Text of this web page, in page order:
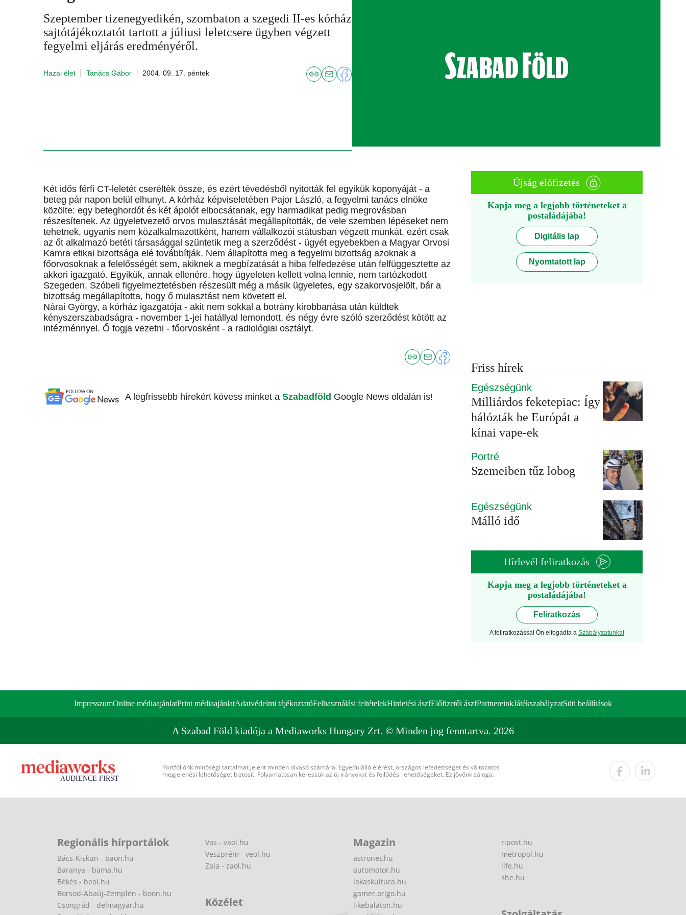
Szeptember tizenegyedikén, szombaton a szegedi II-es kórház
sajtótájékoztatót tartott a júliusi leletcsere ügyben végzett
fegyelmi eljárás eredményéről.
Hazai élet Tanács Gábor 2004. 09. 17. péntek
Két idős férfi CT-leletét cserélték össze, és ezért tévedésből nyitották fel egyikük koponyáját - a
beteg pár napon belül elhunyt. A kórház képviseletében Pajor László, a fegyelmi tanács elnöke
közölte: egy beteghordót és két ápolót elbocsátanak, egy harmadikat pedig megrovásban
részesítenek. Az ügyeletvezető orvos mulasztását megállapították, de vele szemben lépéseket nem
tehetnek, ugyanis nem közalkalmazottként, hanem vállalkozói státusban végzett munkát, ezért csak
az őt alkalmazó betéti társasággal szüntetik meg a szerződést - ügyét egyebekben a Magyar Orvosi
Kamra etikai bizottsága elé továbbítják. Nem állapította meg a fegyelmi bizottság azoknak a
főorvosoknak a felelősségét sem, akiknek a megbízatását a hiba felfedezése után felfüggesztette az
akkori igazgató. Egyikük, annak ellenére, hogy ügyeleten kellett volna lennie, nem tartózkodott
Szegeden. Szóbeli figyelmeztetésben részesült még a másik ügyeletes, egy szakorvosjelölt, bár a
bizottság megállapította, hogy ő mulasztást nem követett el.
Nárai György, a kórház igazgatója - akit nem sokkal a botrány kirobbanása után küldtek
kényszerszabadságra - november 1-jei hatállyal lemondott, és négy évre szóló szerződést kötött az
intézménnyel. Ő fogja vezetni - főorvosként - a radiológiai osztályt.
A legfrissebb hírekért kövess minket a Szabadföld Google News oldalán is!
Újság előfizetés
Kapja meg a legjobb történeteket a
postaládájába!
Digitális lap
Nyomtatott lap
Friss hírek
Egészségünk
Milliárdos feketepiac: Így
hálózták be Európát a
kínai vape-ek
Portré
Szemeiben tűz lobog
Egészségünk
Málló idő
Hírlevél feliratkozás
Kapja meg a legjobb történeteket a
postaládájába!
Feliratkozás
A feliratkozással Ön elfogadta a Szabályzatunkat
ImpresszumOnline médiaajánlatPrint médiaajánlatAdatvédelmi tájékoztatóFelhasználási feltételekHirdetési ászfElőfizetői ászfPartnereinkJátékszabályzatSüti beállítások
A Szabad Föld kiadója a Mediaworks Hungary Zrt. © Minden jog fenntartva. 2026
Portfóliónk minőségi tartalmat jelent minden olvasó számára. Egyedülálló elérést, országos lefedettséget és változatos
megjelenési lehetőséget biztosít. Folyamatosan keressük az új irányokat és fejlődési lehetőségeket. Ez jövőnk záloga.
Regionális hírportálok
Bács-Kiskun - baon.hu
Baranya - bama.hu
Békés - beol.hu
Borsod-Abaúj-Zemplén - boon.hu
Csongrád - delmagyar.hu
Vas - vaol.hu
Veszprém - veol.hu
Zala - zaol.hu
Közélet
Magazin
astronet.hu
automotor.hu
lakaskultura.hu
gamer.origo.hu
likebalaton.hu
ripost.hu
metropol.hu
life.hu
she.hu